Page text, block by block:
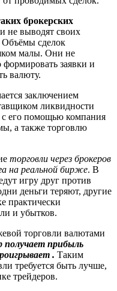
брокерских
не выводят своих
Объёмы сделок
малы. Они не
заявки и
валюту.
заключением
ликвидности
его помощью компания
а также торговлю
торговли через брокеров
на реальной бирже. В
игру друг против
деньги теряют, другие
практически
и убытков.
торговли валютами
получает прибыль
. Таким
требуется быть лучше,
трейдеров.